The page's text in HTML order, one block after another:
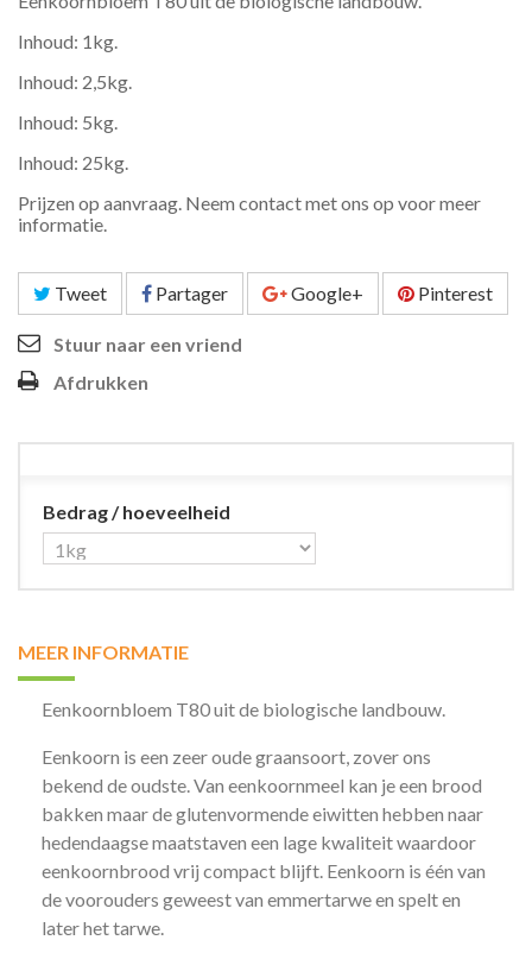
Inhoud: 1kg.
Inhoud: 2,5kg.
Inhoud: 5kg.
Inhoud: 25kg.
Prijzen op aanvraag. Neem contact met ons op voor meer
informatie.
Tweet Partager Google+ Pinterest
Stuur naar een vriend
Afdrukken
Bedrag / hoeveelheid
MEER INFORMATIE
Eenkoornbloem T80 uit de biologische landbouw.
Eenkoorn is een zeer oude graansoort, zover ons
bekend de oudste. Van eenkoornmeel kan je een brood
bakken maar de glutenvormende eiwitten hebben naar
hedendaagse maatstaven een lage kwaliteit waardoor
eenkoornbrood vrij compact blijft. Eenkoorn is één van
de voorouders geweest van emmertarwe en spelt en
later het tarwe.